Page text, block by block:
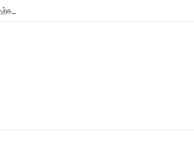
கால அவகாசம் நீடிப்பு